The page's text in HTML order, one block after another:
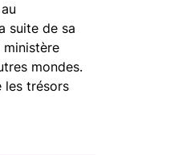
suite de sa
mondes.
les trésors